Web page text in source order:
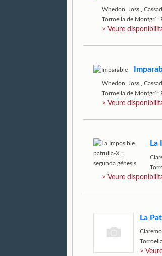
Whedon, Joss ,
Torroella de Montgrí :
> Veure
Whedon, Joss ,
Torroella de Montgrí :
> Veure
La
> Veure
La
>